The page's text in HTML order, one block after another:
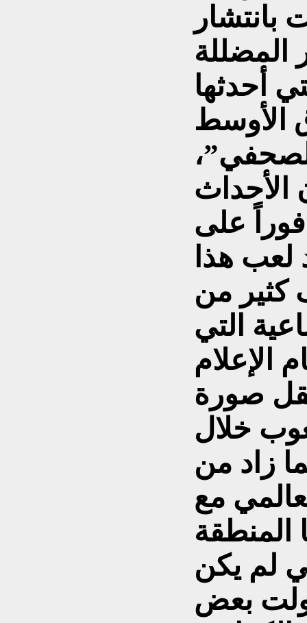
بانتشار
أحدثها
الأوسط
الأحداث
على
لعب هذا
كثير من
التي
الإعلام
صورة
خلال
زاد من
مع
لم يكن
بعض